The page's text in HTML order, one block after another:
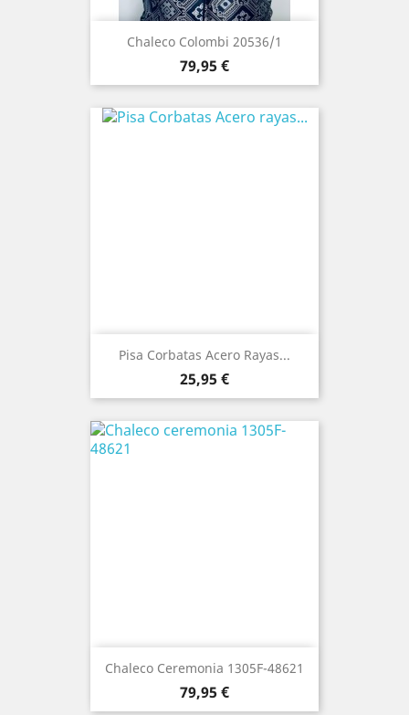
Chaleco Colombi 20536/1
Precio
79,95 €
Pisa Corbatas Acero Rayas...
Precio
25,95 €
Chaleco Ceremonia 1305F-48621
Precio
79,95 €